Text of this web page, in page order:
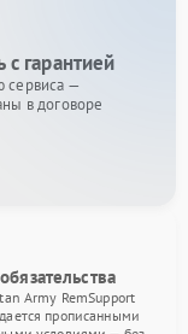
с гарантией
сервиса —
в договоре
Army RemSupport
прописанными